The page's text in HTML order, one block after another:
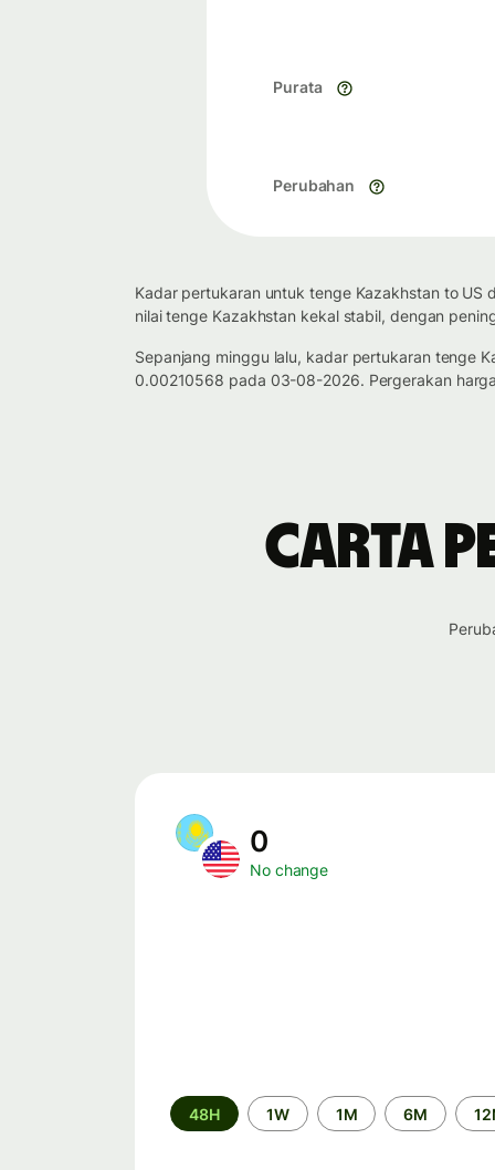
Purata
Perubahan
Kadar pertukaran untuk tenge Kazakhstan to US
nilai tenge Kazakhstan kekal stabil, dengan
Sepanjang minggu lalu, kadar pertukaran tenge
0.00210568 pada 03-08-2026. Pergerakan
Carta
0
No change
Time
period
48H 1W 1M 6M